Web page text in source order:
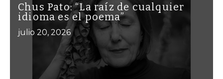
Chus Pato: “La raíz de cualquier
idioma es el poema”
julio 20, 2026